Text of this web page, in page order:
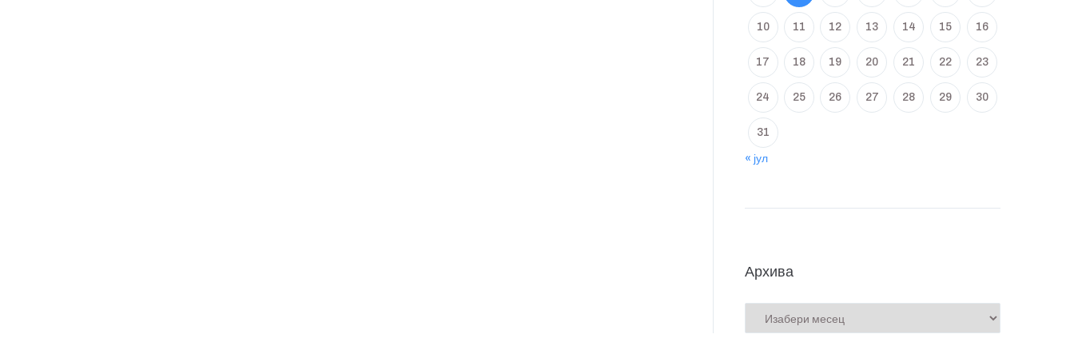
10 11 12 13 14 15 16
17 18 19 20 21 22 23
24 25 26 27 28 29 30
31
« јул
Архива